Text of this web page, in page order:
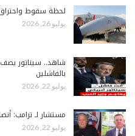
لحظة سقوط
يوليو 26, 2026
شاهد.. سيناتور يصف
بالفاشلين
يوليو 22, 2026
مستشار لـ ترامب:
يوليو 22, 2026